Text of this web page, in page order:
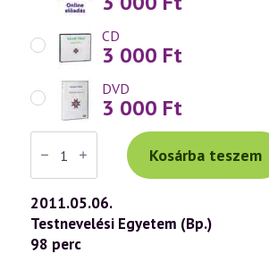
CD
3 000 Ft
DVD
3 000 Ft
Váradi
Tibor
előadás
(579)
—
Egészség,
betegség,
gyógyulás
a
Kosárba teszem
2011.05.06.
Testnevelési Egyetem (Bp.)
98 perc